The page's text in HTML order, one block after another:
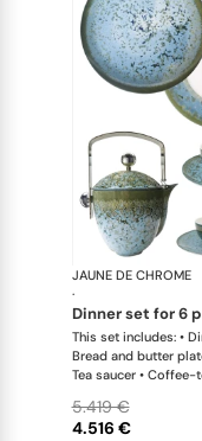
JAUNE DE CHROME
·
dinner set for 6
This set includes: •
Bread and butter
Tea saucer • Coffee-
4.516 €
5.419 €